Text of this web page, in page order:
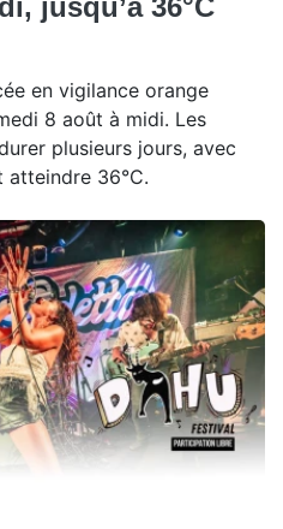
jusqu’à 36°C
en vigilance orange
8 août à midi. Les
plusieurs jours, avec
atteindre 36°C.